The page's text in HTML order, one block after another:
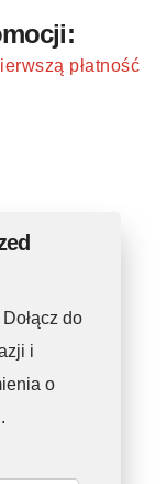
płatność
do
i
o